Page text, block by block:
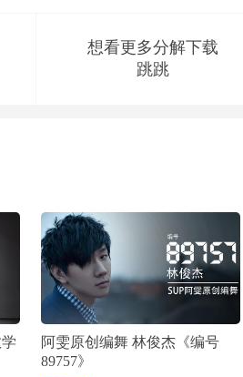
想看更多分解下载
跳跳
阿雯原创编舞 林俊杰《编号
89757》